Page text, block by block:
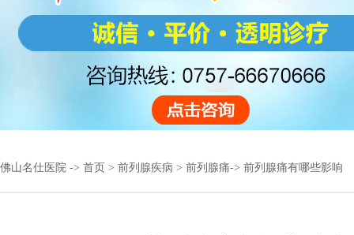
佛山名仕医院 -> 首页 > 前列腺疾病 > 前列腺痛-> 前列腺痛有哪些影响